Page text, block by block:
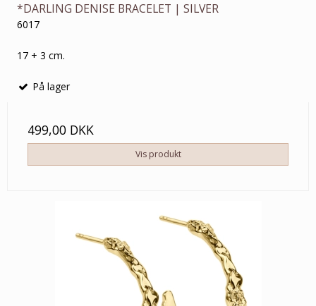
*DARLING DENISE BRACELET | SILVER
6017
17 + 3 cm.
På lager
499,00 DKK
Vis produkt